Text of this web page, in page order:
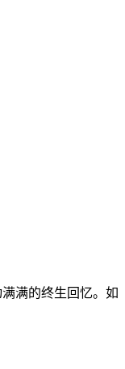
满的终生回忆。如